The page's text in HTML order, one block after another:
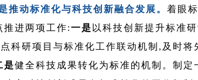
推动标准化与科技创新融合发展。 着眼
推进两项工作:一是 以科技创新提升标准
科研项目与标准化工作联动机制,及时将
是健全科技成果转化为标准的机制。制定